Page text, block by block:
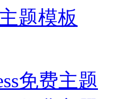
题模板
免费主题